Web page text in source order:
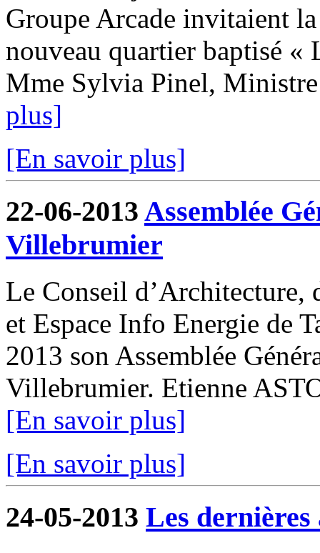
Groupe Arcade invitaient
nouveau quartier baptisé «
Mme Sylvia Pinel,
plus]
[En savoir plus]
22-06-2013 Assemblée
Villebrumier
Le Conseil d’Architecture,
et Espace Info Energie de
2013 son Assemblée
Villebrumier. Etienne
[En savoir plus]
[En savoir plus]
24-05-2013 Les